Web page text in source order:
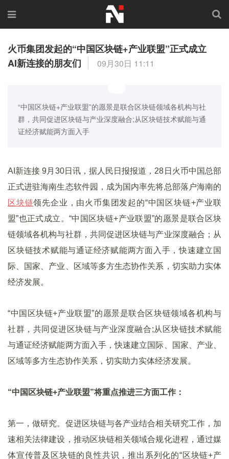
火币集团发起的“中国区块链+产业联盟”正式成立
AI新连接的朋友们
09月30日 11:11
“中国区块链+产业联盟”的愿景是联合区块链领域各机构与社
群，共同促进区块链与产业深度融合;从区块链技术赋能与通
证经济赋能两方面入手
AI新连接 9月30日讯，据人民日报报道，28日火币中国总部
正式进驻海南生态软件园，成为国内率先将总部落户海南的
区块链领先企业，由火币集团发起的“中国区块链+产业联
盟”也正式成立。“中国区块链+产业联盟”的愿景是联合区块
链领域各机构与社群，共同促进区块链与产业深度融合；从
区块链技术赋能与通证经济赋能两方面入手，快速建立国
际、国家、产业、区域等多方生态协作关系，切实助力实体
经济发展。
“中国区块链+产业联盟”的愿景是联合区块链领域各机构与
社群，共同促进区块链与产业深度融合;从区块链技术赋能
与通证经济赋能两方面入手，快速建立国际、国家、产业、
区域等多方生态协作关系，切实助力实体经济发展。
“中国区块链+产业联盟”将重点推进三方面工作：
第一，做研究。促进区块链与各产业结合相关研究工作，加
速相关法律建设，推动区块链相关领域合规化进程，通过媒
体宣传普及区块链的良性共识，推出系列化的“区块链+产